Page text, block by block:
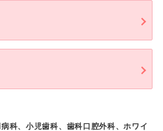
科、小児歯科、歯科口腔外科、ホワイ